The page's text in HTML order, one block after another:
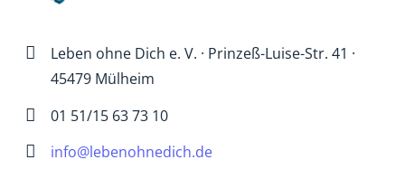
Leben ohne Dich e. V. · Prinzeß-Luise-Str. 41 ·
45479 Mülheim
01 51/15 63 73 10
info@lebenohnedich.de